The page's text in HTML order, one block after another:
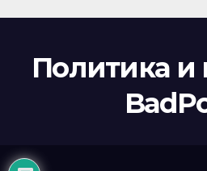
Политика и